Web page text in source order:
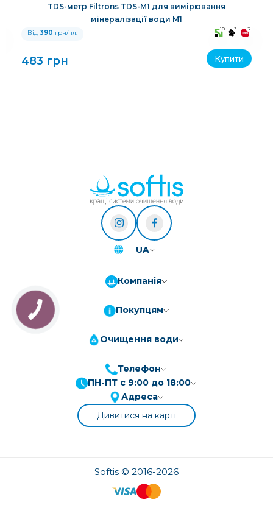
ПриватБанк
3-10 платежів, кредит 0.01%
3-7 платежів, кредит 0.01%
3-10 платежів, кредит 0.01%
3-10 платежів, кредит 0.01%
TDS-метр Filtrons TDS-M1 для вимірювання
мінералізації води M1
Від 390 грн/пл. 10 3 3
483 грн Купити
UA
Компанія
Покупцям
Очищення води
Телефон
ПН-ПТ с 9:00 до 18:00
Адреса
Дивитися на карті
Softis © 2016-2026